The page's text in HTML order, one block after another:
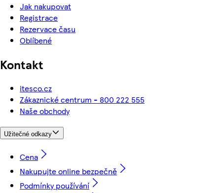
Jak nakupovat
Registrace
Rezervace času
Oblíbené
Kontakt
itesco.cz
Zákaznické centrum - 800 222 555
Naše obchody
Užitečné odkazy
Cena
Nakupujte online bezpečně
Podmínky používání